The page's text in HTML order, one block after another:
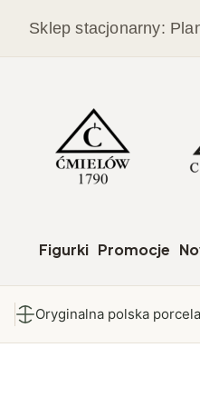
Sklep stacjonarny:
szczegóły
Figurki Promocje
Oryginalna polska